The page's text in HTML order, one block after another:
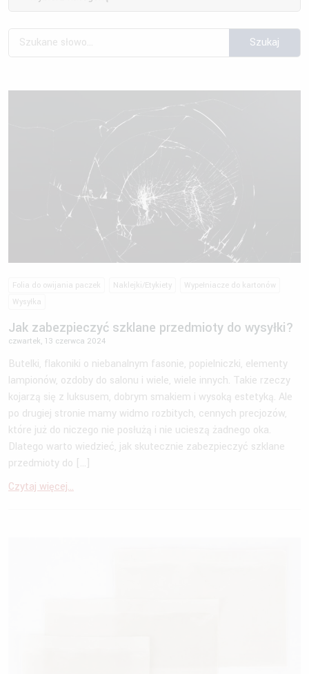
Folia do owijania paczek Naklejki/Etykiety
Wypełniacze do kartonów
Wysyłka
Jak zabezpieczyć szklane przedmioty do wysyłki?
czwartek, 13 czerwca 2024
Butelki, flakoniki o niebanalnym fasonie, popielniczki, elementy
lampionów, ozdoby do salonu i wiele, wiele innych. Takie rzeczy
kojarzą się z luksusem, dobrym smakiem i wysoką estetyką. Ale
po drugiej stronie mamy widmo rozbitych, cennych precjozów,
które już do niczego nie posłużą i nie ucieszą żadnego oka.
Dlatego warto wiedzieć, jak skutecznie zabezpieczyć szklane
przedmioty do […]
Czytaj więcej...